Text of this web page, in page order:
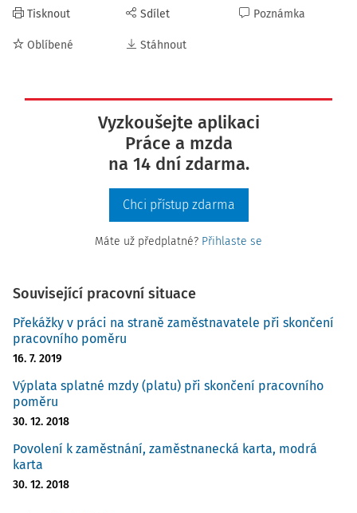
Tisknout
Oblíbené
Sdílet
Stáhnout
Poznámka
Vyzkoušejte aplikaci
Práce a mzda
na 14 dní zdarma.
Chci přístup zdarma
Máte už předplatné? Přihlaste se
Související pracovní situace
Překážky v práci na straně zaměstnavatele při skončení
pracovního poměru
16. 7. 2019
Výplata splatné mzdy (platu) při skončení pracovního
poměru
30. 12. 2018
Povolení k zaměstnání, zaměstnanecká karta, modrá
karta
30. 12. 2018